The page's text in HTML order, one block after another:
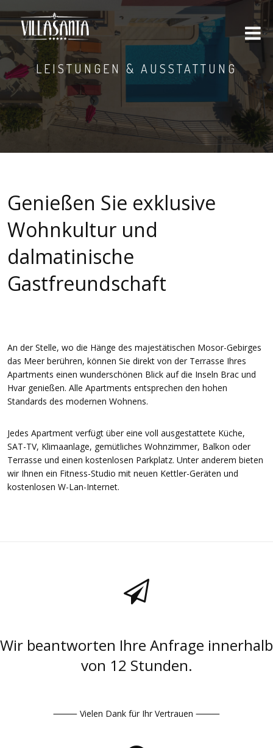
LEISTUNGEN & AUSSTATTUNG
Genießen Sie exklusive
Wohnkultur und
dalmatinische
Gastfreundschaft
An der Stelle, wo die Hänge des majestätischen Mosor-Gebirges
das Meer berühren, können Sie direkt von der Terrasse Ihres
Apartments einen wunderschönen Blick auf die Inseln Brac und
Hvar genießen. Alle Apartments entsprechen den hohen
Standards des modernen Wohnens.
Jedes Apartment verfügt über eine voll ausgestattete Küche,
SAT-TV, Klimaanlage, gemütliches Wohnzimmer, Balkon oder
Terrasse und einen kostenlosen Parkplatz. Unter anderem bieten
wir Ihnen ein Fitness-Studio mit neuen Kettler-Geräten und
kostenlosen W-Lan-Internet.
Wir beantworten Ihre Anfrage innerhalb
von 12 Stunden.
⸻ Vielen Dank für Ihr Vertrauen ⸻